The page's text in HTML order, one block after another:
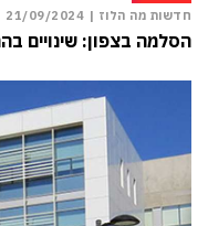
חדשות מה הלוז | 21/09/2024
הסלמה בצפון: שינויים